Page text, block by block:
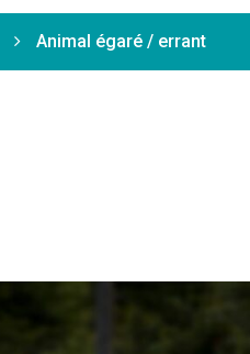
Animal égaré / errant